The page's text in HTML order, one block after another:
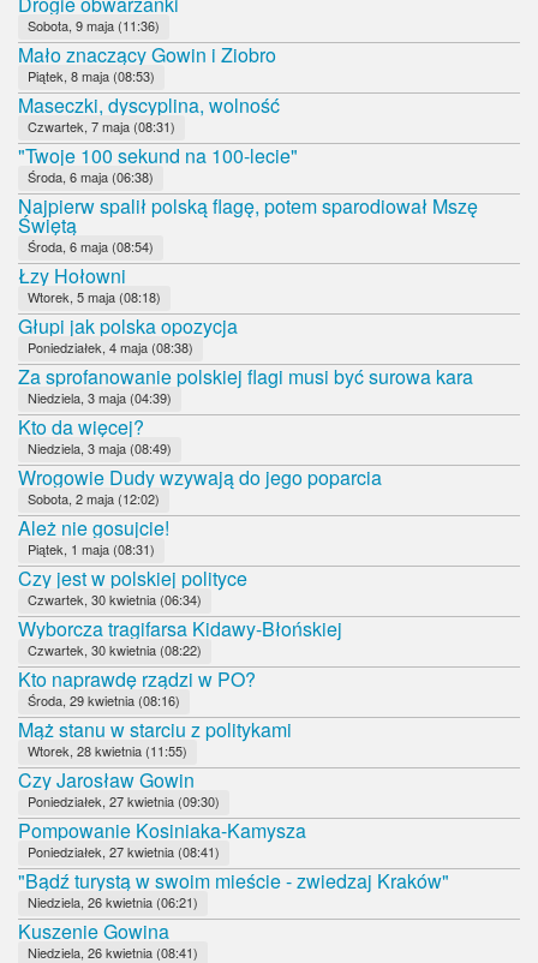
Sobota, 9 maja (11:36)
Mało znaczący Gowin i Ziobro
Piątek, 8 maja (08:53)
Maseczki, dyscyplina, wolność
Czwartek, 7 maja (08:31)
"Twoje 100 sekund na 100-lecie"
Środa, 6 maja (06:38)
Najpierw spalił polską flagę, potem sparodiował Mszę
Świętą
Środa, 6 maja (08:54)
Łzy Hołowni
Wtorek, 5 maja (08:18)
Głupi jak polska opozycja
Poniedziałek, 4 maja (08:38)
Za sprofanowanie polskiej flagi musi być surowa kara
Niedziela, 3 maja (04:39)
Kto da więcej?
Niedziela, 3 maja (08:49)
Wrogowie Dudy wzywają do jego poparcia
Sobota, 2 maja (12:02)
Ależ nie gosujcie!
Piątek, 1 maja (08:31)
Czy jest w polskiej polityce
Czwartek, 30 kwietnia (06:34)
Wyborcza tragifarsa Kidawy-Błońskiej
Czwartek, 30 kwietnia (08:22)
Kto naprawdę rządzi w PO?
Środa, 29 kwietnia (08:16)
Mąż stanu w starciu z politykami
Wtorek, 28 kwietnia (11:55)
Czy Jarosław Gowin
Poniedziałek, 27 kwietnia (09:30)
Pompowanie Kosiniaka-Kamysza
Poniedziałek, 27 kwietnia (08:41)
"Bądź turystą w swoim mieście - zwiedzaj Kraków"
Niedziela, 26 kwietnia (06:21)
Kuszenie Gowina
Niedziela, 26 kwietnia (08:41)